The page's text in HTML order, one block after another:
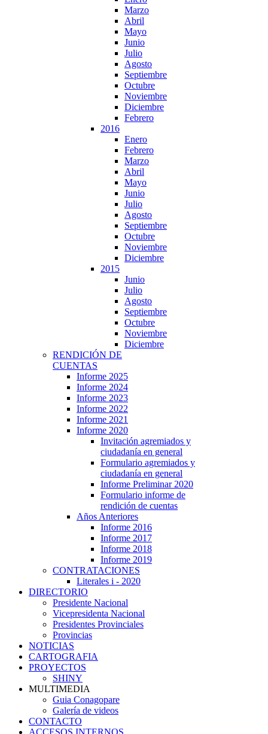
Marzo
Abril
Mayo
Junio
Julio
Agosto
Septiembre
Octubre
Noviembre
Diciembre
Febrero
2016
Enero
Febrero
Marzo
Abril
Mayo
Junio
Julio
Agosto
Septiembre
Octubre
Noviembre
Diciembre
2015
Junio
Julio
Agosto
Septiembre
Octubre
Noviembre
Diciembre
RENDICIÓN DE
CUENTAS
Informe 2025
Informe 2024
Informe 2023
Informe 2022
Informe 2021
Informe 2020
Invitación agremiados y
ciudadanía en general
Formulario agremiados y
ciudadanía en general
Informe Preliminar 2020
Formulario informe de
rendición de cuentas
Años Anteriores
Informe 2016
Informe 2017
Informe 2018
Informe 2019
CONTRATACIONES
Literales i - 2020
DIRECTORIO
Presidente Nacional
Vicepresidenta Nacional
Presidentes Provinciales
Provincias
NOTICIAS
CARTOGRAFIA
PROYECTOS
SHINY
MULTIMEDIA
Guia Conagopare
Galería de videos
CONTACTO
ACCESOS INTERNOS